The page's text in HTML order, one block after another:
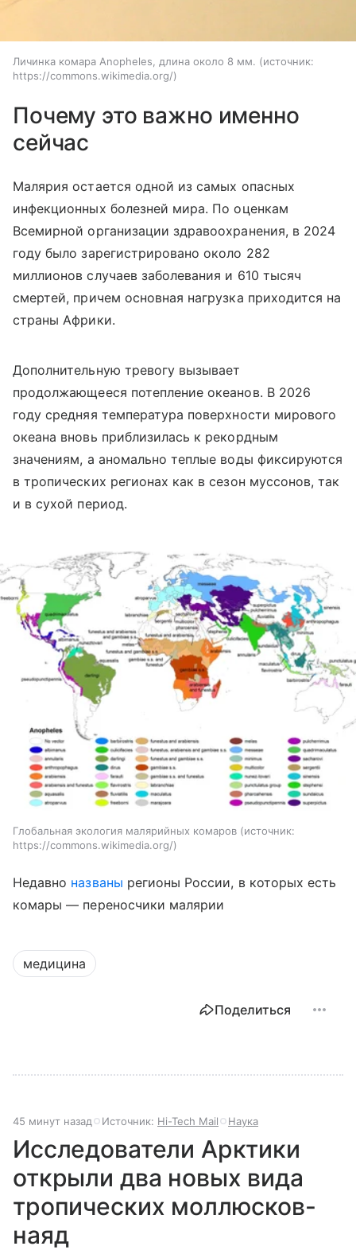
Личинка комара Anopheles, длина около 8 мм.
источник:
https://commons.wikimedia.org/
Почему это важно именно
сейчас
Малярия остается одной из самых опасных
инфекционных болезней мира. По оценкам
Всемирной организации здравоохранения, в 2024
году было зарегистрировано около 282
миллионов случаев заболевания и 610 тысяч
смертей, причем основная нагрузка приходится на
страны Африки.
Дополнительную тревогу вызывает
продолжающееся потепление океанов. В 2026
году средняя температура поверхности мирового
океана вновь приблизилась к рекордным
значениям, а аномально теплые воды фиксируются
в тропических регионах как в сезон муссонов, так
и в сухой период.
Глобальная экология малярийных комаров
источник:
https://commons.wikimedia.org/
Недавно названы регионы России, в которых есть
комары — переносчики малярии
медицина
Поделиться
45 минут назад Источник: Hi-Tech Mail Наука
Исследователи Арктики
открыли два новых вида
тропических моллюсков-
наяд